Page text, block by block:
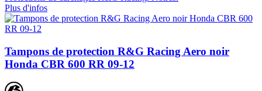
Plus d'infos
Tampons de protection R&G Racing Aero noir
Honda CBR 600 RR 09-12